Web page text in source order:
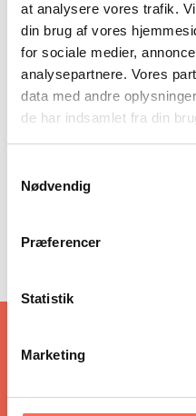
at analysere vores trafik.
din brug af vores
for sociale medier,
analysepartnere. Vores
data med andre
de har indsamlet fra din
Nødvendig
Præferencer
Statistik
Marketing
Nyeste
Søren Braskov
Berlingske
At være leder i et
Faciliteret dialog – et
LinkedIn
Facebook
Få